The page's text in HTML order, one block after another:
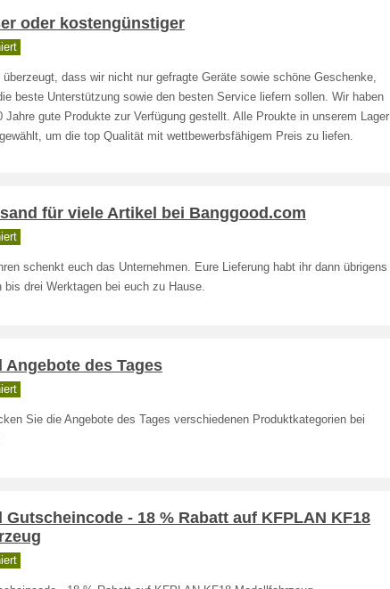
oder kostengünstiger
dass wir nicht nur gefragte Geräte sowie schöne Geschenke,
beste Unterstützung sowie den besten Service liefern sollen. Wir haben
Jahre gute Produkte zur Verfügung gestellt. Alle Proukte in unserem Lager
um die top Qualität mit wettbewerbsfähigem Preis zu liefen.
für viele Artikel bei Banggood.com
schenkt euch das Unternehmen. Eure Lieferung habt ihr dann übrigens
bis drei Werktagen bei euch zu Hause.
Angebote des Tages
Sie die Angebote des Tages verschiedenen Produktkategorien bei
Gutscheincode - 18 % Rabatt auf KFPLAN KF18